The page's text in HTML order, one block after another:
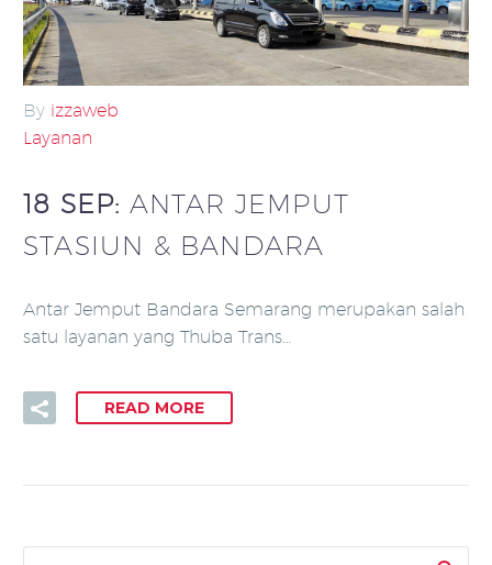
By izzaweb
Layanan
18 SEP: ANTAR JEMPUT
STASIUN & BANDARA
Antar Jemput Bandara Semarang merupakan salah
satu layanan yang Thuba Trans…
READ MORE